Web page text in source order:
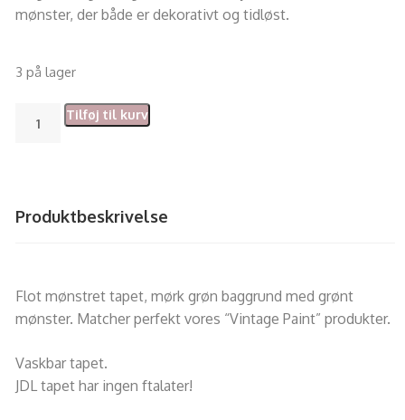
mønster, der både er dekorativt og tidløst.
3 på lager
Tilføj til kurv
Produktbeskrivelse
Flot mønstret tapet, mørk grøn baggrund med grønt
mønster. Matcher perfekt vores “Vintage Paint” produkter.
Vaskbar tapet.
JDL tapet har ingen ftalater!